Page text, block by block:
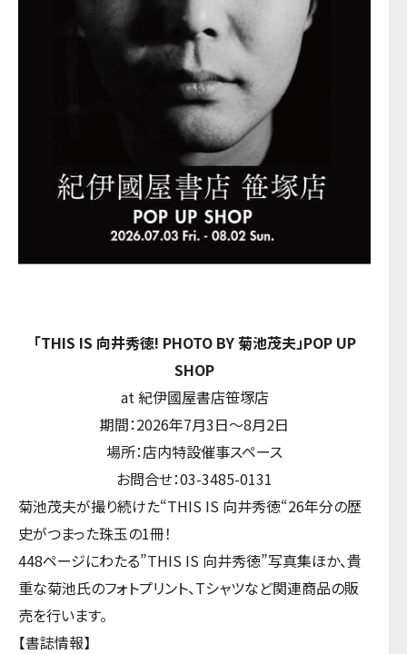
「THIS IS 向井秀徳! PHOTO BY 菊池茂夫」POP UP
SHOP
at 紀伊國屋書店笹塚店
期間：2026年7月3日～8月2日
場所：店内特設催事スペース
お問合せ：03-3485-0131
菊池茂夫が撮り続けた“THIS IS 向井秀徳“26年分の歴
史がつまった珠玉の1冊！
448ページにわたる”THIS IS 向井秀徳”写真集ほか、貴
重な菊池氏のフォトプリント、Tシャツなど関連商品の販
売を行います。
【書誌情報】